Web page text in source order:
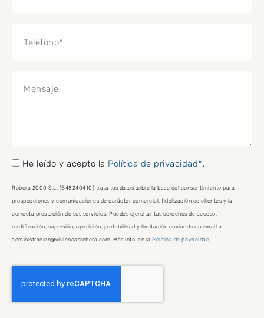
He leído y acepto la Política de privacidad*.
Robera 2000 S.L. (B48240410) trata tus datos sobre la base del consentimiento para
prospecciones y comunicaciones de carácter comercial, fidelización de clientes y la
correcta prestación de sus servicios. Puedes ejercitar tus derechos de acceso,
rectificación, supresión, oposición, portabilidad y limitación enviando un email a
administracion@viviendasrobera.com. Más info. en la Política de privacidad